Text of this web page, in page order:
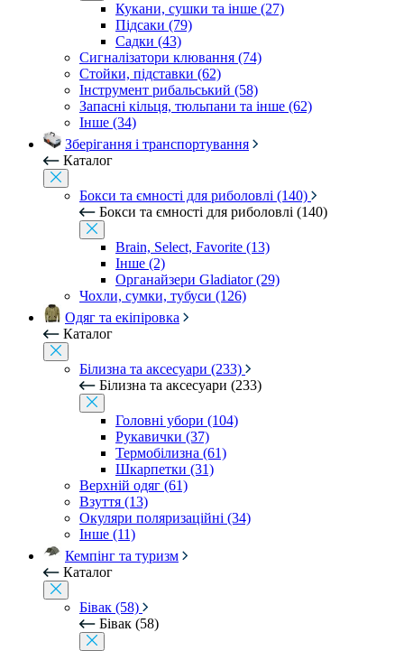
Кукани, сушки та інше (27)
Підсаки (79)
Садки (43)
Сигналізатори клювання (74)
Стойки, підставки (62)
Інструмент рибальський (58)
Запасні кільця, тюльпани та інше (62)
Інше (34)
Зберігання і транспортування
Каталог
Бокси та ємності для риболовлі (140)
Бокси та ємності для риболовлі (140)
Brain, Select, Favorite (13)
Інше (2)
Органайзери Gladiator (29)
Чохли, сумки, тубуси (126)
Одяг та екіпіровка
Каталог
Білизна та аксесуари (233)
Білизна та аксесуари (233)
Головні убори (104)
Рукавички (37)
Термобілизна (61)
Шкарпетки (31)
Верхній одяг (61)
Взуття (13)
Окуляри поляризаційні (34)
Інше (11)
Кемпінг та туризм
Каталог
Бівак (58)
Бівак (58)